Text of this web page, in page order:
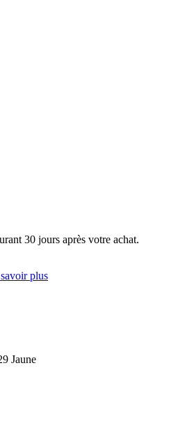
30 jours après votre achat.
plus
Jaune